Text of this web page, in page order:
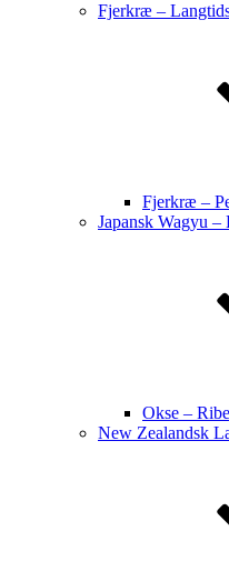
Fjerkræ –
Fjerkræ –
Japansk Wagyu –
Okse –
New Zealandsk